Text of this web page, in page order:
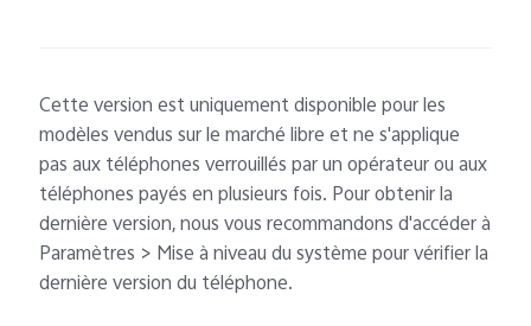
Cette version est uniquement disponible pour les
modèles vendus sur le marché libre et ne s'applique
pas aux téléphones verrouillés par un opérateur ou aux
téléphones payés en plusieurs fois. Pour obtenir la
dernière version, nous vous recommandons d'accéder à
Paramètres > Mise à niveau du système pour vérifier la
dernière version du téléphone.